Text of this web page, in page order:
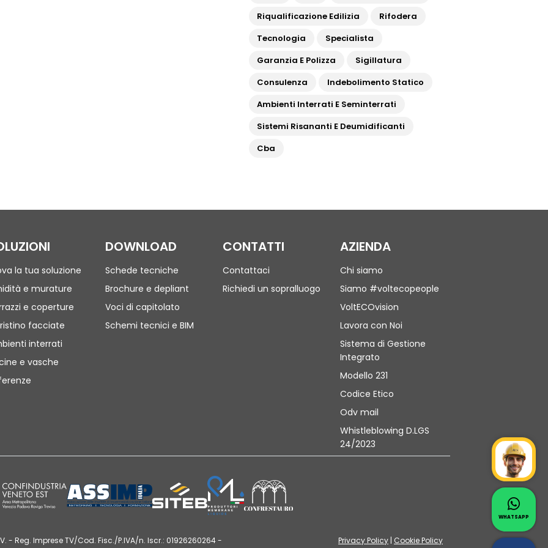
Riqualificazione Edilizia
Rifodera
Tecnologia
Specialista
Garanzia E Polizza
Sigillatura
Consulenza
Indebolimento Statico
Ambienti Interrati E Seminterrati
Sistemi Risananti E Deumidificanti
Cba
la tua soluzione
e murature
e coperture
facciate
interrati
e vasche
DOWNLOAD
Schede tecniche
Brochure e depliant
Voci di capitolato
Schemi tecnici e BIM
CONTATTI
Contattaci
Richiedi un sopralluogo
AZIENDA
Chi siamo
Siamo #voltecopeople
VoltECOvision
Lavora con Noi
Sistema di Gestione
Integrato
Modello 231
Codice Etico
Odv mail
Whistleblowing D.LGS
24/2023
- Reg. Imprese TV/Cod. Fisc./P.IVA/n. Iscr.: 01926260264 -
Privacy Policy | Cookie Policy
Mr
WHATSAPP